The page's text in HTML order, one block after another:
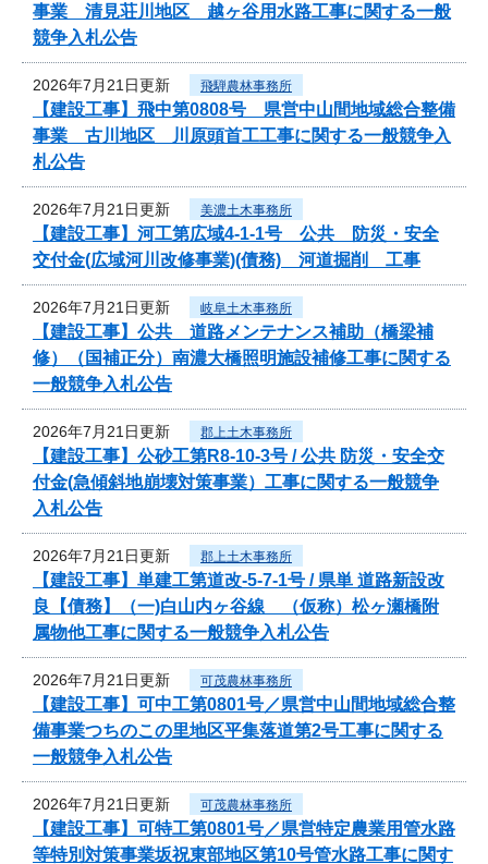
事業 清見荘川地区 越ヶ谷用水路工事に関する一般
競争入札公告
2026年7月21日更新 飛騨農林事務所
【建設工事】飛中第0808号 県営中山間地域総合整備
事業 古川地区 川原頭首工工事に関する一般競争入
札公告
2026年7月21日更新 美濃土木事務所
【建設工事】河工第広域4-1-1号 公共 防災・安全
交付金(広域河川改修事業)(債務) 河道掘削 工事
2026年7月21日更新 岐阜土木事務所
【建設工事】公共 道路メンテナンス補助（橋梁補
修）（国補正分）南濃大橋照明施設補修工事に関する
一般競争入札公告
2026年7月21日更新 郡上土木事務所
【建設工事】公砂工第R8-10-3号 / 公共 防災・安全交
付金(急傾斜地崩壊対策事業）工事に関する一般競争
入札公告
2026年7月21日更新 郡上土木事務所
【建設工事】単建工第道改-5-7-1号 / 県単 道路新設改
良【債務】（一)白山内ヶ谷線 （仮称）松ヶ瀬橋附
属物他工事に関する一般競争入札公告
2026年7月21日更新 可茂農林事務所
【建設工事】可中工第0801号／県営中山間地域総合整
備事業つちのこの里地区平集落道第2号工事に関する
一般競争入札公告
2026年7月21日更新 可茂農林事務所
【建設工事】可特工第0801号／県営特定農業用管水路
等特別対策事業坂祝東部地区第10号管水路工事に関す